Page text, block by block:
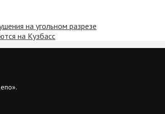
на угольном разрезе
на Кузбасс